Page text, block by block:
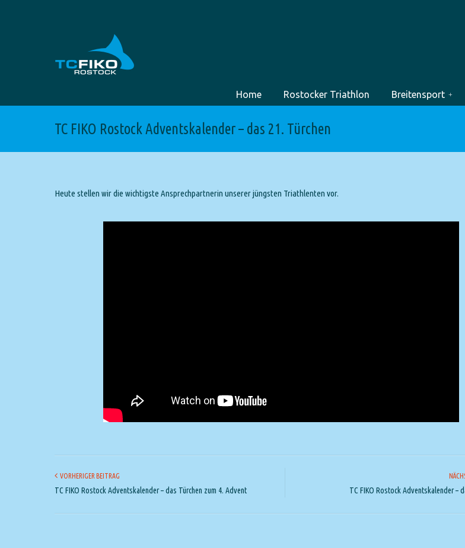
Home Rostocker Triathlon Breitensport
TC FIKO Rostock Adventskalender – das 21. Türchen
Heute stellen wir die wichtigste Ansprechpartnerin unserer jüngsten Triathlenten vor.
VORHERIGER BEITRAG
TC FIKO Rostock Adventskalender – das Türchen zum 4. Advent TC FIKO Rostock Adventskalender –